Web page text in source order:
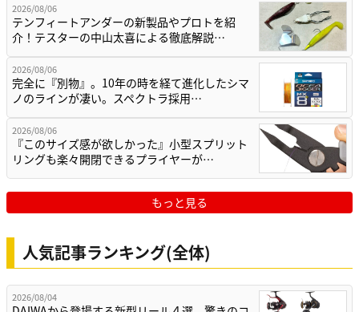
2026/08/06
テンフィートアンダーの新製品やプロトを紹
介！テスターの中山太喜による徹底解説…
2026/08/06
完全に『別物』。10年の時を経て進化したシマ
ノのラインが凄い。スペクトラ採用…
2026/08/06
『このサイズ感が欲しかった』小型スプリット
リングも楽々開閉できるプライヤーが…
もっと見る
人気記事ランキング(全体)
2026/08/04